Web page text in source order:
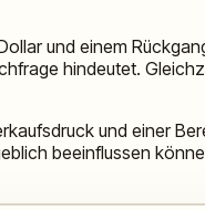
und einem
hindeutet.
und einer
beeinflussen